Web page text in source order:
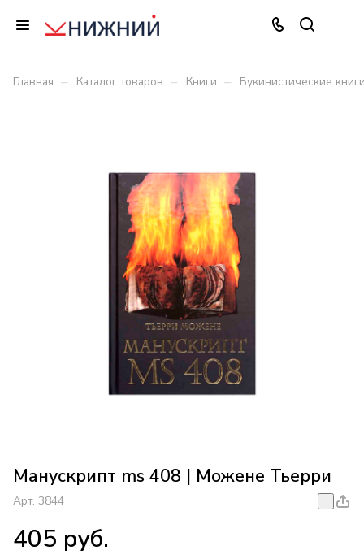
Главная – Каталог товаров – Книги – Букинистические
Манускрипт ms 408 | Можене Тьерри
Арт. 3844
405 руб.